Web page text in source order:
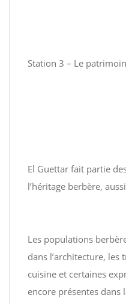
Station 3 – Le
El Guettar fait partie
l’héritage berbère,
Les populations
dans l’architecture, les
cuisine et certaines
encore présentes dans